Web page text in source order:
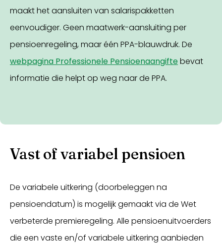
maakt het aansluiten van salarispakketten
eenvoudiger. Geen maatwerk-aansluiting per
pensioenregeling, maar één PPA-blauwdruk. De
webpagina Professionele Pensioenaangiftebevat
informatie die helpt op weg naar de PPA.
Vast of variabel pensioen
De variabele uitkering (doorbeleggen na
pensioendatum) is mogelijk gemaakt via de Wet
verbeterde premieregeling. Alle pensioenuitvoerders
die een vaste en/of variabele uitkering aanbieden